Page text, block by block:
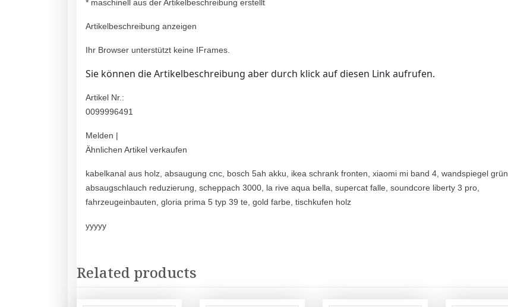
* maschinell aus der Artikelbeschreibung erstellt
Artikelbeschreibung anzeigen
Ihr Browser unterstützt keine IFrames.
Sie können die Artikelbeschreibung aber durch klick auf diesen Link aufrufen.
Artikel Nr.:
0099996491
Melden |
Ähnlichen Artikel verkaufen
kabelkanal aus holz, absaugung cnc, bosch 5ah akku, ikea schrank fronten, xiaomi mi band 4, wandspiegel grün,
absaugschlauch reduzierung, scheppach 3000, la rive aqua bella, supercat falle, soundcore liberty 3 pro,
fahrzeugeinbauten, gloria prima 5 typ 39 te, gold farbe, tischkufen holz
yyyyy
Related products